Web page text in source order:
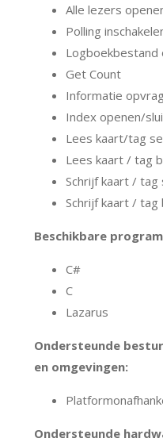
Alle lezers
Polling
Logboekbestand
Get Count
Informatie
Index openen/
Lees kaart/tag
Lees kaart / tag
Schrijf kaart / tag
Schrijf kaart / tag
Beschikbare
C#
C
Lazarus
Ondersteunde
en omgevingen:
Ondersteunde